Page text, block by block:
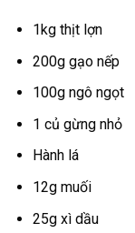
1kg thịt lợn
200g gạo nếp
100g ngô ngọt
1 củ gừng nhỏ
Hành lá
12g muối
25g xì dầu